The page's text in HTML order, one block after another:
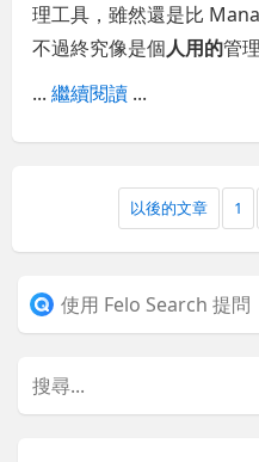
理工具，雖然還是比
不過終究像是個人用的管
...繼續閱讀 ...
以後的文章 1